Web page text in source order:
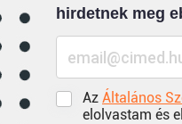
hirdetnek meg
Az Általános
elolvastam és